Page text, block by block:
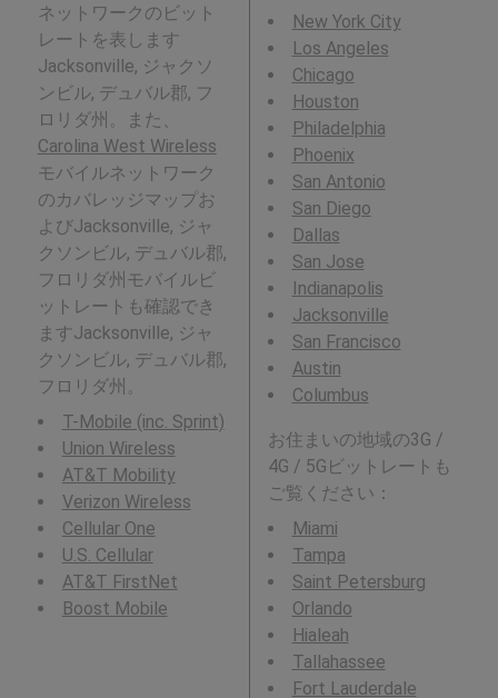
ネットワークのビット
レートを表します
Jacksonville, ジャクソ
ンビル, デュバル郡, フ
ロリダ州。また、
Carolina West Wireless
モバイルネットワーク
のカバレッジマップお
よびJacksonville, ジャ
クソンビル, デュバル郡,
フロリダ州モバイルビ
ットレートも確認でき
ますJacksonville, ジャ
クソンビル, デュバル郡,
フロリダ州。
T-Mobile (inc. Sprint)
Union Wireless
AT&T Mobility
Verizon Wireless
Cellular One
U.S. Cellular
AT&T FirstNet
Boost Mobile
New York City
Los Angeles
Chicago
Houston
Philadelphia
Phoenix
San Antonio
San Diego
Dallas
San Jose
Indianapolis
Jacksonville
San Francisco
Austin
Columbus
お住まいの地域の3G /
4G / 5Gビットレートも
ご覧ください：
Miami
Tampa
Saint Petersburg
Orlando
Hialeah
Tallahassee
Fort Lauderdale